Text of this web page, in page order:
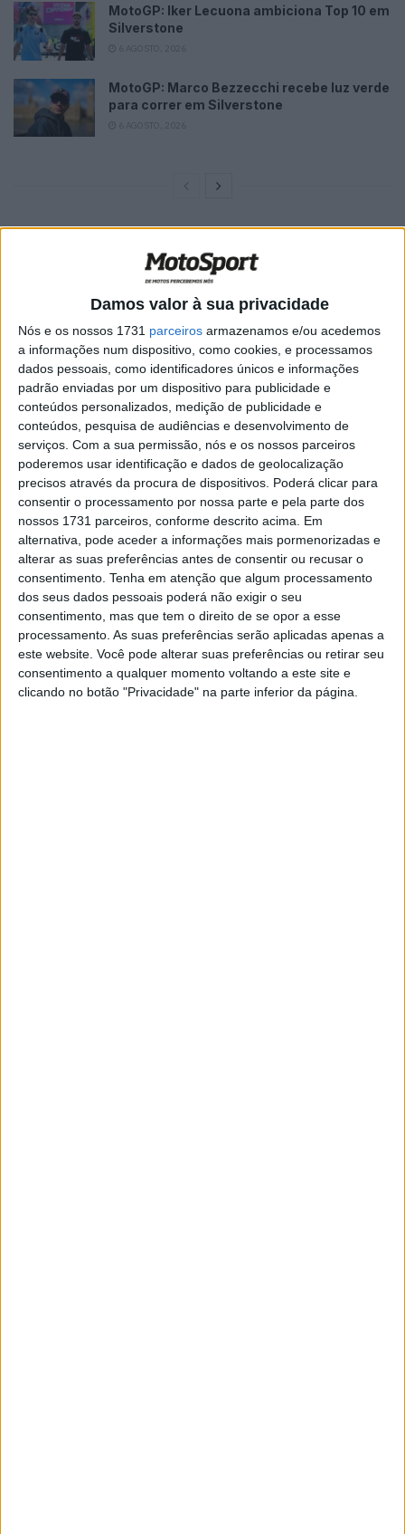
Damos valor à sua privacidade
Nós e os nossos 1731 parceiros armazenamos e/ou acedemos
a informações num dispositivo, como cookies, e processamos
dados pessoais, como identificadores únicos e informações
padrão enviadas por um dispositivo para publicidade e
conteúdos personalizados, medição de publicidade e
conteúdos, pesquisa de audiências e desenvolvimento de
serviços. Com a sua permissão, nós e os nossos parceiros
poderemos usar identificação e dados de geolocalização
precisos através da procura de dispositivos. Poderá clicar para
consentir o processamento por nossa parte e pela parte dos
nossos 1731 parceiros, conforme descrito acima. Em
alternativa, pode aceder a informações mais pormenorizadas e
alterar as suas preferências antes de consentir ou recusar o
consentimento. Tenha em atenção que algum processamento
dos seus dados pessoais poderá não exigir o seu
consentimento, mas que tem o direito de se opor a esse
processamento. As suas preferências serão aplicadas apenas a
este website. Você pode alterar suas preferências ou retirar seu
consentimento a qualquer momento voltando a este site e
clicando no botão "Privacidade" na parte inferior da página.
MotoGP: Iker Lecuona ambiciona Top 10 em
Silverstone
MotoGP: Marco Bezzecchi recebe luz verde
para correr em Silverstone
Sim, na resistência entrámos motivados, sabíamos que
éramos competitivos à chuva, sabíamos que tínhamos
uma boa base, a seco sabíamos que a moto tinha
melhorado de um ano para o outro, a trabalhar com o
departamento Racing da Aprilia desenvolvemos bastante
a nossa moto, mas tínhamos ainda uma margem muito
grande para progredir. Só que, infelizmente, na primeira
corrida não entrámos da melhor forma, com uma queda
aparatosa, parti três vértebras, um pé, uma mão…
quando me comecei a sentir mais forte, com mais
confiança de novo na moto, os resultados começaram a
aparecer, estivemos fortes, conseguimos chegar rápido
ao segundo lugar, tivemos uma vitória, só que
infelizmente, e quando estava forte para voltar a atacar
as vitórias, voltei a ter uma queda, voltei a parti mais duas
vértebras e uma costela, e este ano foi um ano de altos e
baixos.